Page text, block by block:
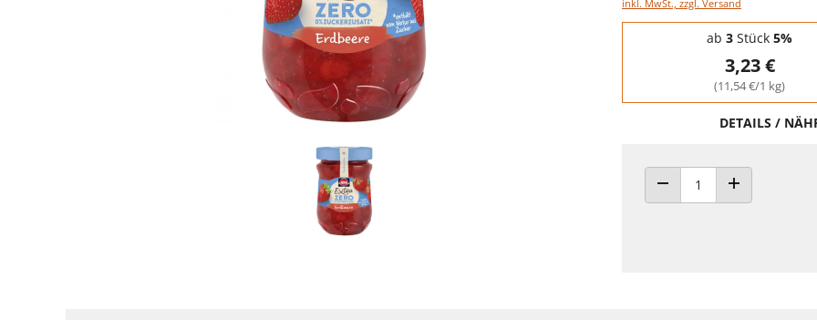
inkl. MwSt., zzgl. Versand
Staffelpreise - Mengenrabatt
ab 3 Stück 5%
3,23 €
(11,54 €/1 kg)
DETAILS /
ANZAHL VERRINGERN
ANZAHL